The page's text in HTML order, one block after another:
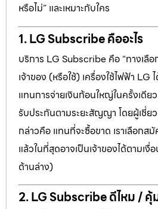
หรือไม่” และเหมาะกับใคร
1. LG Subscribe คืออะไร
บริการ LG Subscribe คือ “ทางเลื
เจ้าของ (หรือใช้) เครื่องใช้ไฟฟ้า LG
แทนการจ่ายเงินก้อนใหญ่ในครั้งเดีย
รับประกันตามระยะสัญญา โดยผู้เชี่ย
กล่าวคือ แทนที่จะซื้อขาด เราเลือกส
แล้วในที่สุดอาจเป็นเจ้าของได้ตามเงื่
ด้านล่าง)
2. LG Subscribe ดีไหม / คุ้